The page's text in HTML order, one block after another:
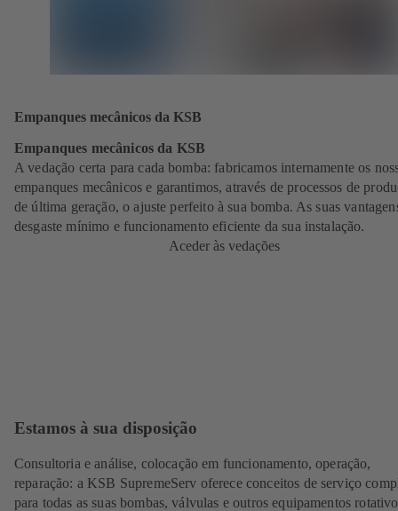
Empanques mecânicos da KSB
Empanques mecânicos da KSB
A vedação certa para cada bomba: fabricamos internamente os
empanques mecânicos e garantimos, através de processos de
de última geração, o ajuste perfeito à sua bomba. As suas
desgaste mínimo e funcionamento eficiente da sua instalação.
Aceder às vedações
Estamos à sua disposição
Consultoria e análise, colocação em funcionamento, operação,
reparação: a KSB SupremeServ oferece conceitos de serviço
para todas as suas bombas, válvulas e outros equipamentos